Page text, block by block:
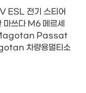
ESL 전기 스티어
쓰다 M6 메르세
Magotan Passat
차량용멀티소